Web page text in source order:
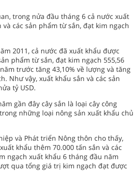
trong nửa đầu tháng 6 cả nước xuất
các sản phẩm từ sắn, đạt kim ngạch
2011, cả nước đã xuất khẩu được
phẩm từ sắn, đạt kim ngạch 555,56
trước tăng 43,10% về lượng và tăng
Như vậy, xuất khẩu sắn và các sản
tỷ USD.
gần đây cây sắn là loại cây công
những loại nông sản xuất khẩu chủ
và Phát triển Nông thôn cho thấy,
khẩu thêm 70.000 tấn sắn và các
ngạch xuất khẩu 6 tháng đầu năm
qua tổng giá trị kim ngạch đạt được